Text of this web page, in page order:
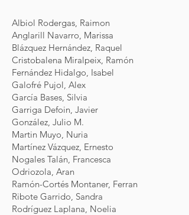
Albiol Rodergas, Raimon
Anglarill Navarro, Marissa
Blázquez Hernández, Raquel
Cristobalena Miralpeix, Ramón
Fernández Hidalgo, Isabel
Galofré Pujol, Alex
García Bases, Silvia
Garriga Defoin, Javier
González, Julio M.
Martin Muyo, Nuria
Martínez Vázquez, Ernesto
Nogales Talán, Francesca
Odriozola, Aran
Ramón-Cortés Montaner, Ferran
Ribote Garrido, Sandra
Rodríguez Laplana, Noelia